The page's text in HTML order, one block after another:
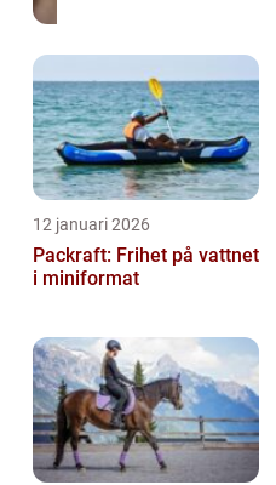
12 januari 2026
Packraft: Frihet på vattnet
i miniformat